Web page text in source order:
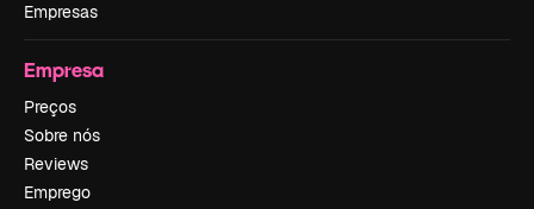
Empresas
Empresa
Preços
Sobre nós
Reviews
Emprego